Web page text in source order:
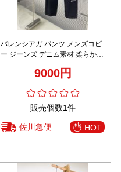
バレンシアガ パンツ メンズコピ
ー ジーンズ デニム素材 柔らかい
9000円
販売個数1件
佐川急便 HOT